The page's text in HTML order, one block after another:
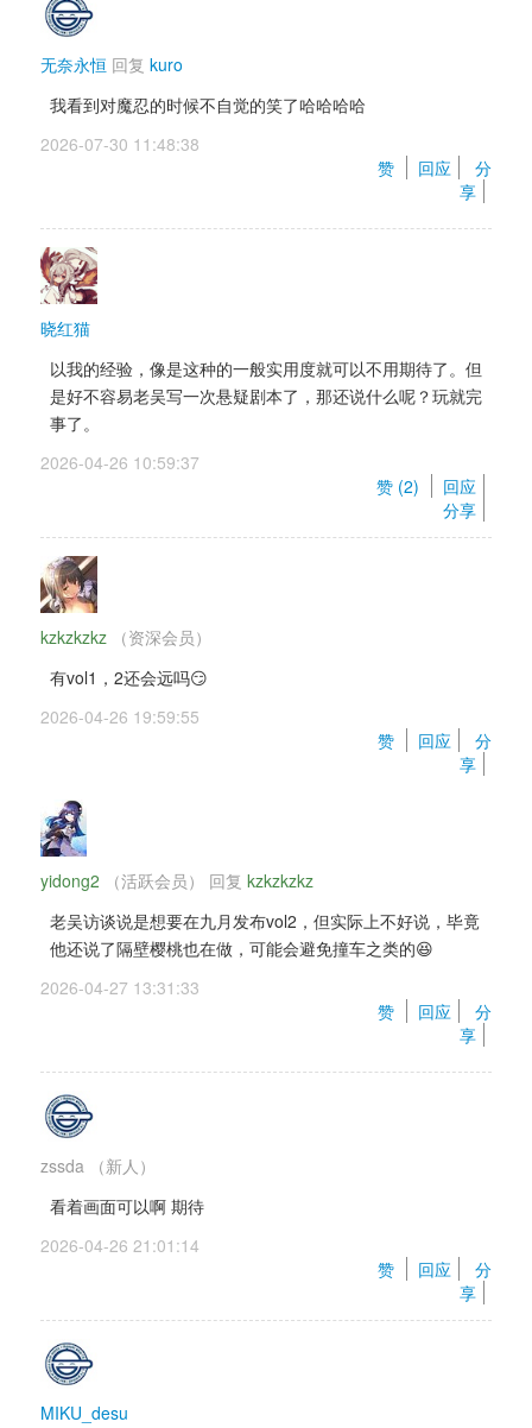
无奈永恒 回复 kuro
我看到对魔忍的时候不自觉的笑了哈哈哈哈
2026-07-30 11:48:38
赞
回应
分
享
晓红猫
以我的经验，像是这种的一般实用度就可以不用期待了。但
是好不容易老吴写一次悬疑剧本了，那还说什么呢？玩就完
事了。
2026-04-26 10:59:37
赞 (2)
回应
分享
kzkzkzkz
（资深会员）
有vol1，2还会远吗😏
2026-04-26 19:59:55
赞
回应
分
享
yidong2 （活跃会员） 回复 kzkzkzkz
老吴访谈说是想要在九月发布vol2，但实际上不好说，毕竟
他还说了隔壁樱桃也在做，可能会避免撞车之类的😆
2026-04-27 13:31:33
赞
回应
分
享
zssda
（新人）
看着画面可以啊 期待
2026-04-26 21:01:14
赞
回应
分
享
MIKU_desu